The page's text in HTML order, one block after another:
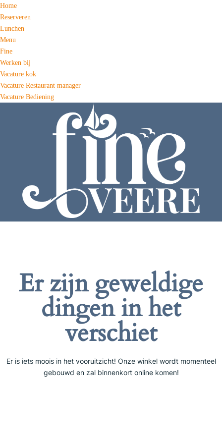
Home
Reserveren
Lunchen
Menu
Fine
Werken bij
Vacature kok
Vacature Restaurant manager
Vacature Bediening
Er zijn geweldige
dingen in het
verschiet
Er is iets moois in het vooruitzicht! Onze winkel wordt momenteel
gebouwd en zal binnenkort online komen!